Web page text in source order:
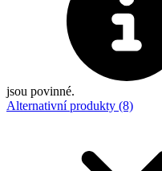
jsou povinné.
Alternativní produkty (8)